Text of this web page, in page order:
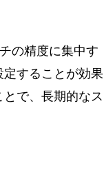
の精度に集中す
することが効果
で、長期的なス